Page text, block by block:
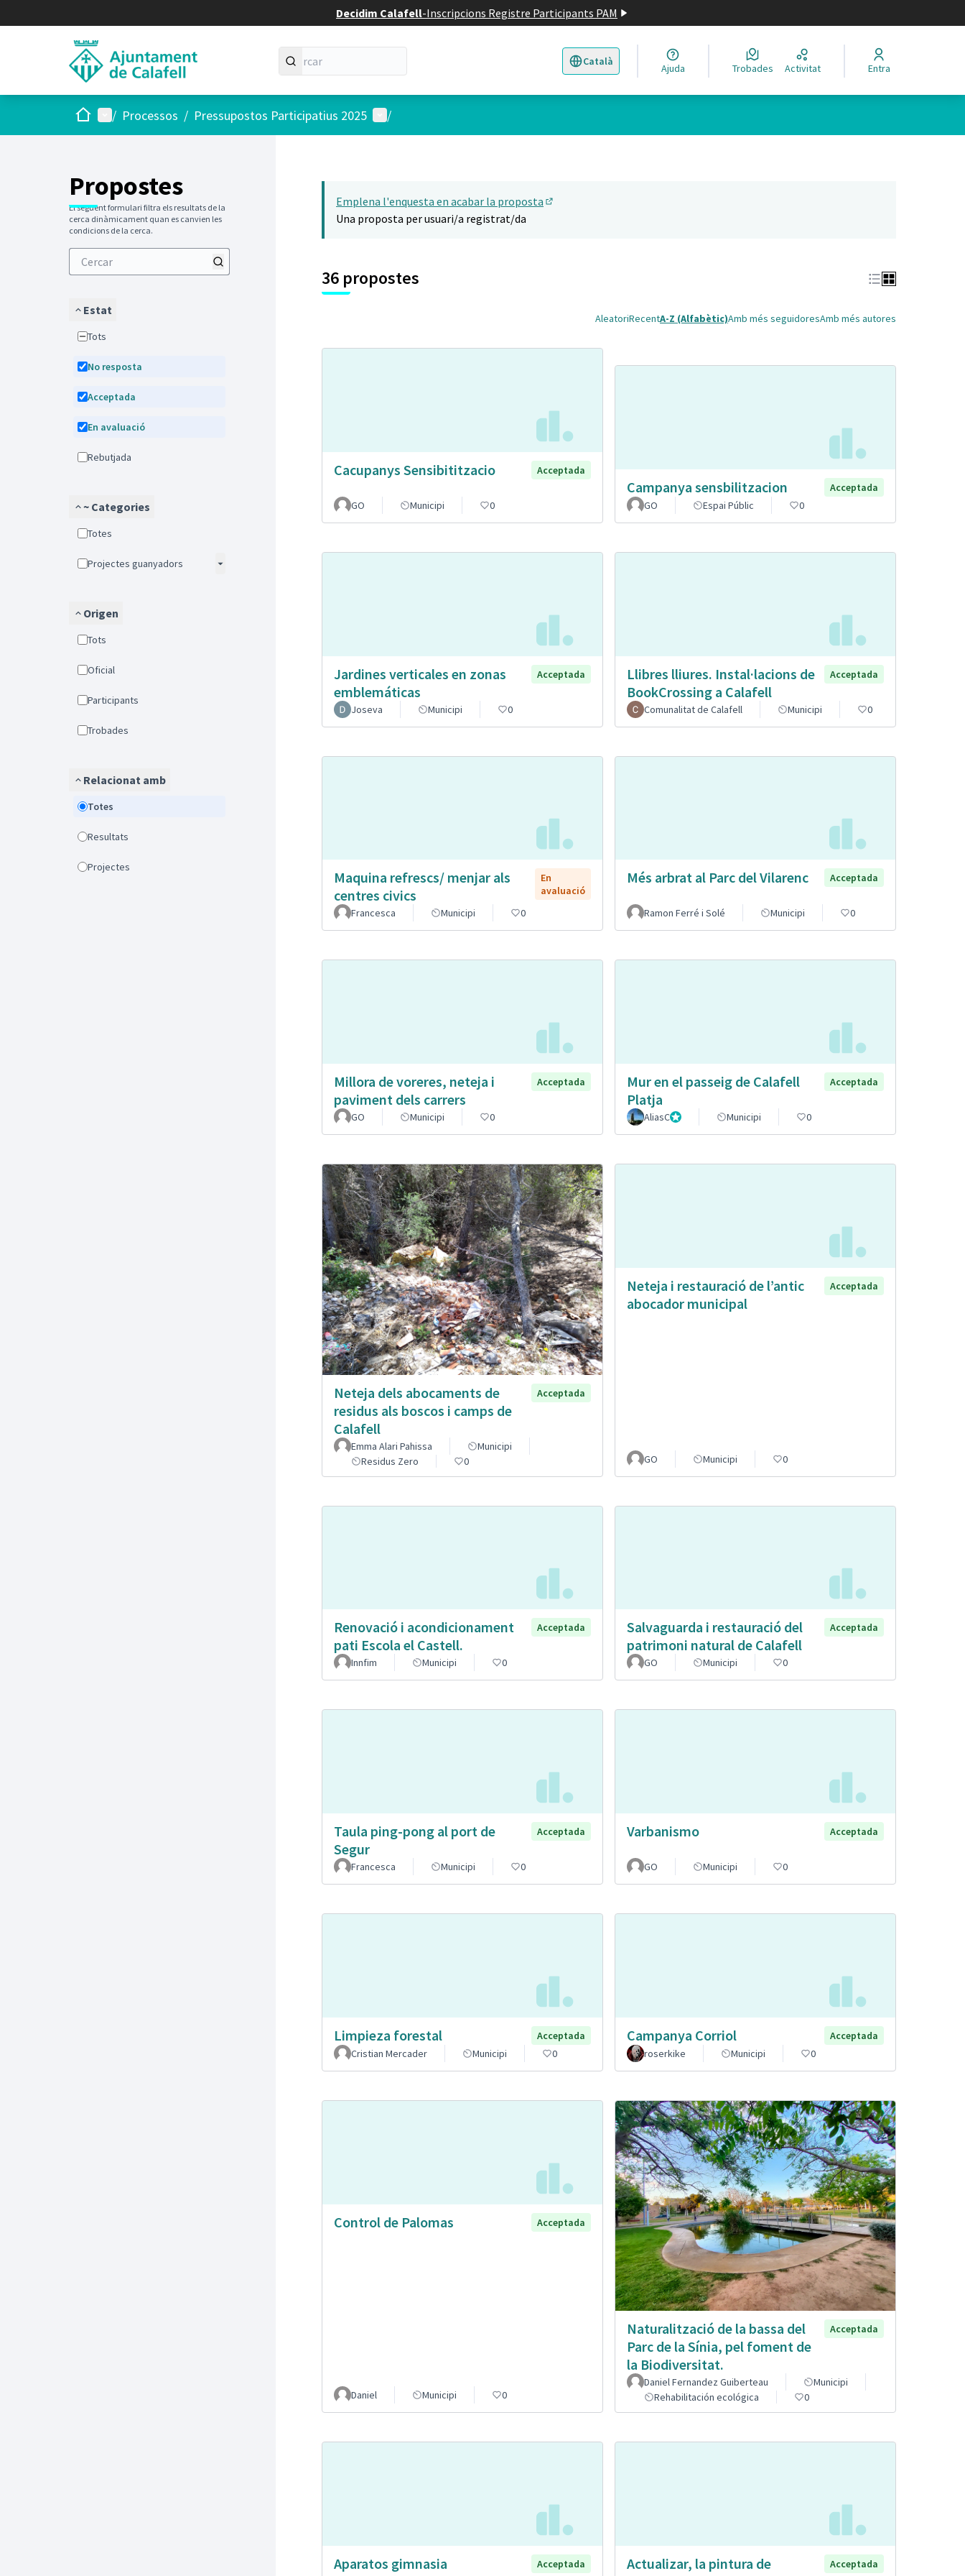
Decidim Calafell-Inscripcions Registre Participants PAM
Català
Triar la llengua Elegir el idioma
Ajuda Trobades Activitat Entra
Inici Menú principal
/ Processos / Pressupostos Participatius 2025 Menú d'usuari
/
Propostes
El següent formulari filtra els resultats de la
cerca dinàmicament quan es canvien les
condicions de la cerca.
Estat
Tots
No resposta
Acceptada
En avaluació
Rebutjada
~ Categories
Totes
Projectes guanyadors
Origen
Tots
Oficial
Participants
Trobades
Relacionat amb
Totes
Resultats
Projectes
Emplena l'enquesta en acabar la proposta
Una proposta per usuari/a registrat/da
36 propostes
AleatoriRecentA-Z (Alfabètic)Amb més seguidoresAmb més autores
Cacupanys Sensibititzacio Acceptada
GO Municipi 0
Campanya sensbilitzacion
Acceptada
GO
Espai Públic 0
Jardines verticales en zonas
emblemáticas
Acceptada
Joseva Municipi 0
Llibres lliures. Instal·lacions de
BookCrossing a Calafell
Acceptada
Comunalitat de Calafell Municipi 0
Maquina refrescs/ menjar als
centres civics
En
avaluació
Francesca
Municipi 0
Més arbrat al Parc del Vilarenc Acceptada
Ramon Ferré i Solé Municipi 0
Millora de voreres, neteja i
paviment dels carrers
Acceptada
GO Municipi 0
Mur en el passeig de Calafell
Platja
Acceptada
AliasCGestor Municipi 0
Neteja dels abocaments de
residus als boscos i camps de
Calafell
Acceptada
Emma Alari Pahissa
Municipi
Residus Zero
0
Neteja i restauració de l’antic
abocador municipal
Acceptada
GO Municipi 0
Renovació i acondicionament
pati Escola el Castell.
Acceptada
Innfim Municipi 0
Salvaguarda i restauració del
patrimoni natural de Calafell
Acceptada
GO Municipi 0
Taula ping-pong al port de
Segur
Acceptada
Francesca Municipi 0
Varbanismo Acceptada
GO Municipi 0
Limpieza forestal
Acceptada
Cristian Mercader
Municipi 0
Campanya Corriol
Acceptada
roserkike
Municipi 0
Control de Palomas Acceptada
Daniel Municipi 0
Naturalització de la bassa del
Parc de la Sínia, pel foment de
la Biodiversitat.
Acceptada
Daniel Fernandez Guiberteau
Municipi
Rehabilitación ecológica
0
Aparatos gimnasia Acceptada
Actualizar, la pintura de
Acceptada